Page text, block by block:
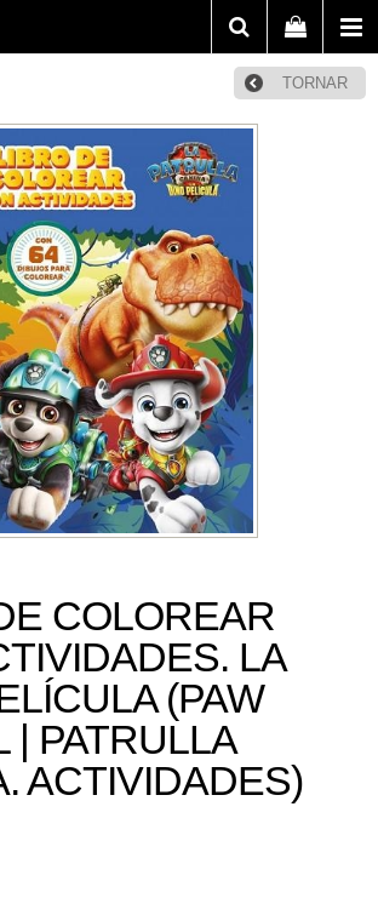
TORNAR
COLOREAR
LA
(PAW
| PATRULLA
ACTIVIDADES)